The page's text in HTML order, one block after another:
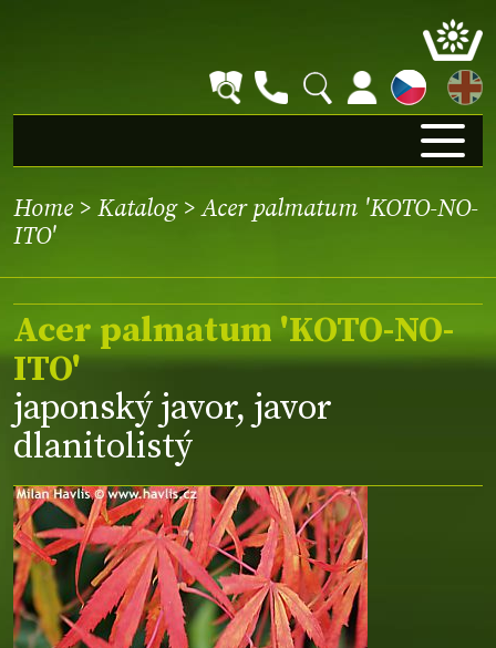
EN
Home > Katalog> Acer palmatum 'KOTO-NO-
ITO'
Acer palmatum 'KOTO-NO-
ITO'
japonský javor, javor
dlanitolistý